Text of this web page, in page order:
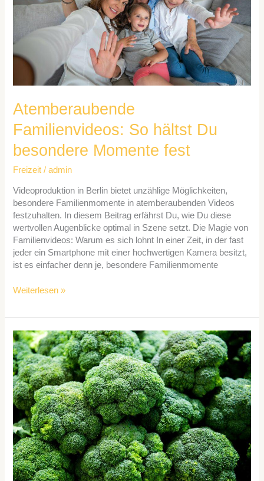
Atemberaubende
Familienvideos: So hältst Du
besondere Momente fest
Freizeit /admin
Videoproduktion in Berlin bietet unzählige Möglichkeiten,
besondere Familienmomente in atemberaubenden Videos
festzuhalten. In diesem Beitrag erfährst Du, wie Du diese
wertvollen Augenblicke optimal in Szene setzt. Die Magie von
Familienvideos: Warum es sich lohnt In einer Zeit, in der fast
jeder ein Smartphone mit einer hochwertigen Kamera besitzt,
ist es einfacher denn je, besondere Familienmomente
Momente
Weiterlesen »
Die
Vorteile
und
Anwendungen
von
Brokkolisamen